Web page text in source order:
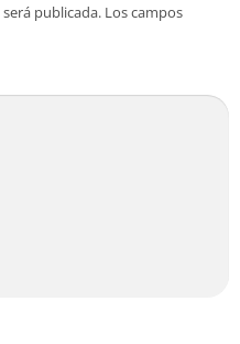
publicada. Los campos